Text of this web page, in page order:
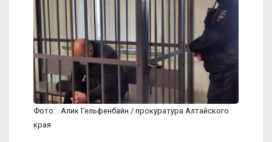
Фото: . Алик Гельфенбайн / прокуратура Алтайского
края